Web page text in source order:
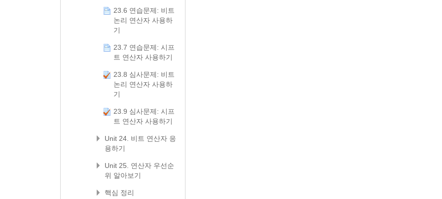
23.6 연습문제: 비트
논리 연산자 사용하
기
23.7 연습문제: 시프
트 연산자 사용하기
23.8 심사문제: 비트
논리 연산자 사용하
기
23.9 심사문제: 시프
트 연산자 사용하기
Unit 24. 비트 연산자 응
용하기
Unit 25. 연산자 우선순
위 알아보기
핵심 정리